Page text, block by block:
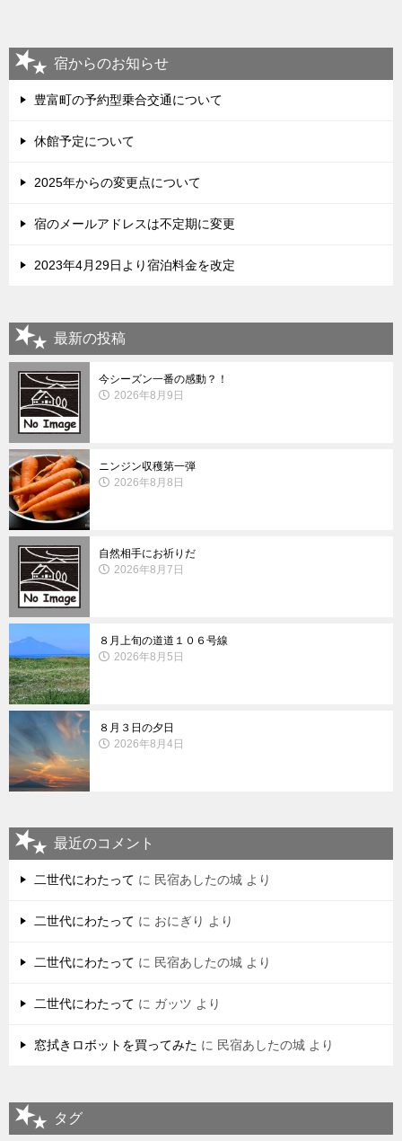
宿からのお知らせ
豊富町の予約型乗合交通について
休館予定について
2025年からの変更点について
宿のメールアドレスは不定期に変更
2023年4月29日より宿泊料金を改定
最新の投稿
今シーズン一番の感動？！
2026年8月9日
ニンジン収穫第一弾
2026年8月8日
自然相手にお祈りだ
2026年8月7日
８月上旬の道道１０６号線
2026年8月5日
８月３日の夕日
2026年8月4日
最近のコメント
二世代にわたって に 民宿あしたの城 より
二世代にわたって に おにぎり より
二世代にわたって に 民宿あしたの城 より
二世代にわたって に ガッツ より
窓拭きロボットを買ってみた に 民宿あしたの城 より
タグ